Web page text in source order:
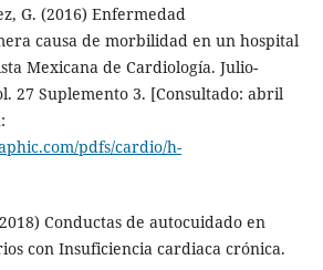
G. (2016) Enfermedad
causa de morbilidad en un hospital
Mexicana de Cardiología. Julio-
27 Suplemento 3. [Consultado: abril
pdfs/cardio/h-
Conductas de autocuidado en
con Insuficiencia cardiaca crónica.